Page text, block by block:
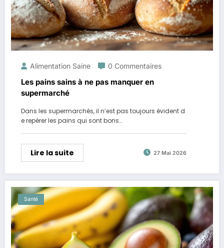
Alimentation Saine 0 Commentaires
Les pains sains à ne pas manquer en
supermarché
Dans les supermarchés, il n’est pas toujours évident d
e repérer les pains qui sont bons…
Lire la suite 27 Mai 2026
Santé